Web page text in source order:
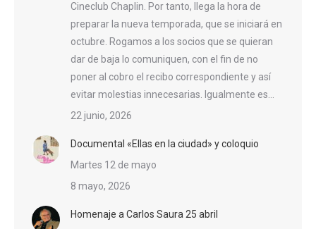
Cineclub Chaplin. Por tanto, llega la hora de
preparar la nueva temporada, que se iniciará en
octubre. Rogamos a los socios que se quieran
dar de baja lo comuniquen, con el fin de no
poner al cobro el recibo correspondiente y así
evitar molestias innecesarias. Igualmente es…
22 junio, 2026
Documental «Ellas en la ciudad» y coloquio
Martes 12 de mayo
8 mayo, 2026
Homenaje a Carlos Saura 25 abril